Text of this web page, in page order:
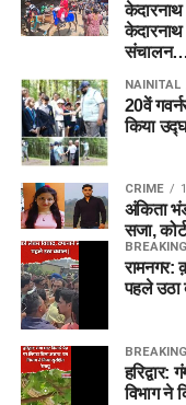
केदारनाथ
केदारनाथ
NAINITAL
20वें
किया
CRIME
अंकिता
सजा,
रामनगर:
पहले उठा
विभाग ने